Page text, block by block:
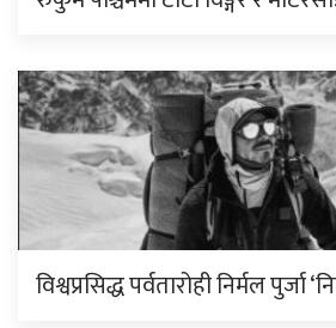
विश्वप्रसिद्ध पर्वतारोही निर्मल पुर्जा